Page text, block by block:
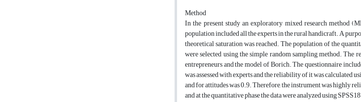
Method
In the present study an exploratory mixed research method
population included all the experts in the rural handicraft. A
theoretical saturation was reached. The population of the
were selected using the simple random sampling method. The
entrepreneurs and the model of Borich. The questionnaire
was assessed with experts and the reliability of it was calculated
and for attitudes was 0.9. Therefore, the instrument was highly
and at the quantitative phase the data were analyzed using